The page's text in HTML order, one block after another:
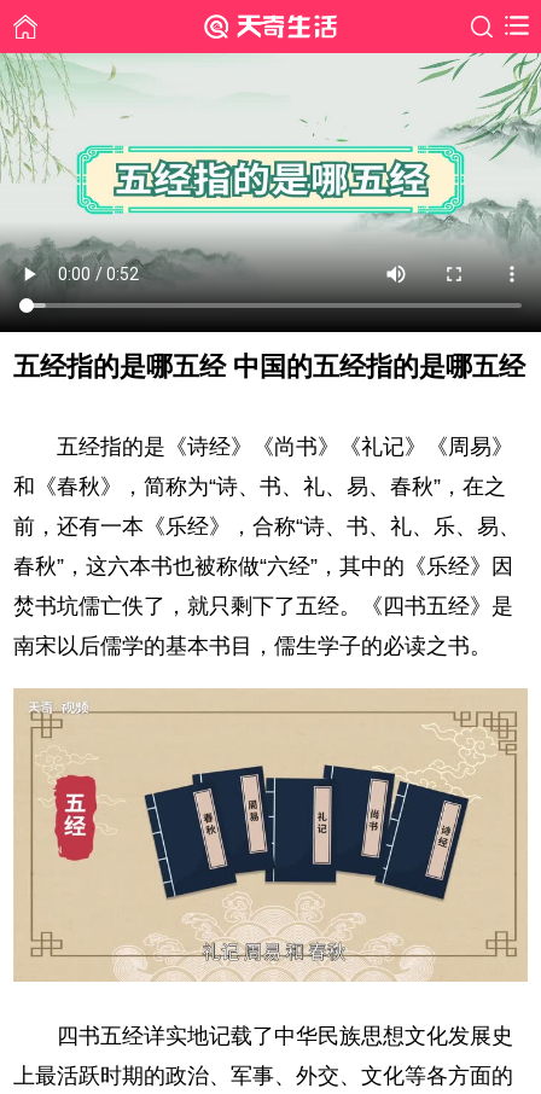
五经指的是哪五经 中国的五经指的是哪五经
五经指的是《诗经》《尚书》《礼记》《周易》
和《春秋》，简称为“诗、书、礼、易、春秋”，在之
前，还有一本《乐经》，合称“诗、书、礼、乐、易、
春秋”，这六本书也被称做“六经”，其中的《乐经》因
焚书坑儒亡佚了，就只剩下了五经。《四书五经》是
南宋以后儒学的基本书目，儒生学子的必读之书。
四书五经详实地记载了中华民族思想文化发展史
上最活跃时期的政治、军事、外交、文化等各方面的